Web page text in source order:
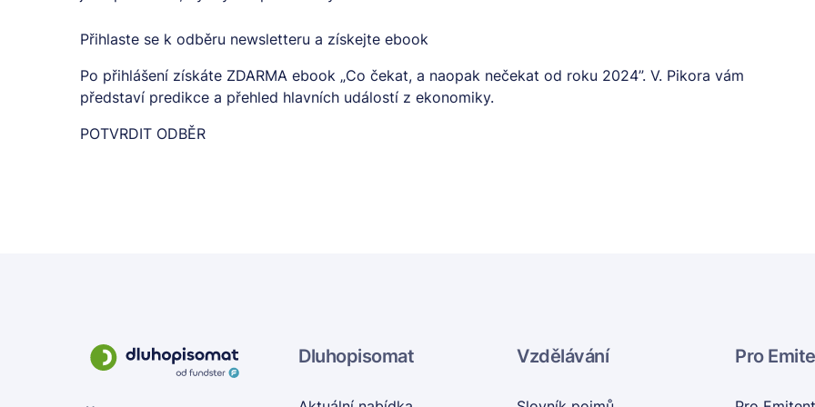
Přihlaste se k odběru newsletteru a získejte ebook
Po přihlášení získáte ZDARMA ebook „Co čekat, a naopak nečekat od roku 2024”. V. Pikora vám
představí predikce a přehled hlavních událostí z ekonomiky.
POTVRDIT ODBĚR
Dluhopisomat Vzdělávání Pro